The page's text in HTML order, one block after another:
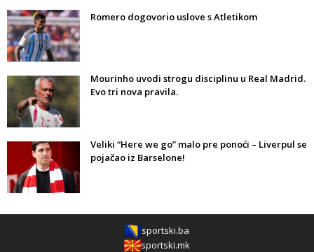
Romero dogovorio uslove s Atletikom
Mourinho uvodi strogu disciplinu u Real Madrid.
Evo tri nova pravila.
Veliki “Here we go” malo pre ponoći – Liverpul se
pojačao iz Barselone!
sportski.ba
sportski.mk